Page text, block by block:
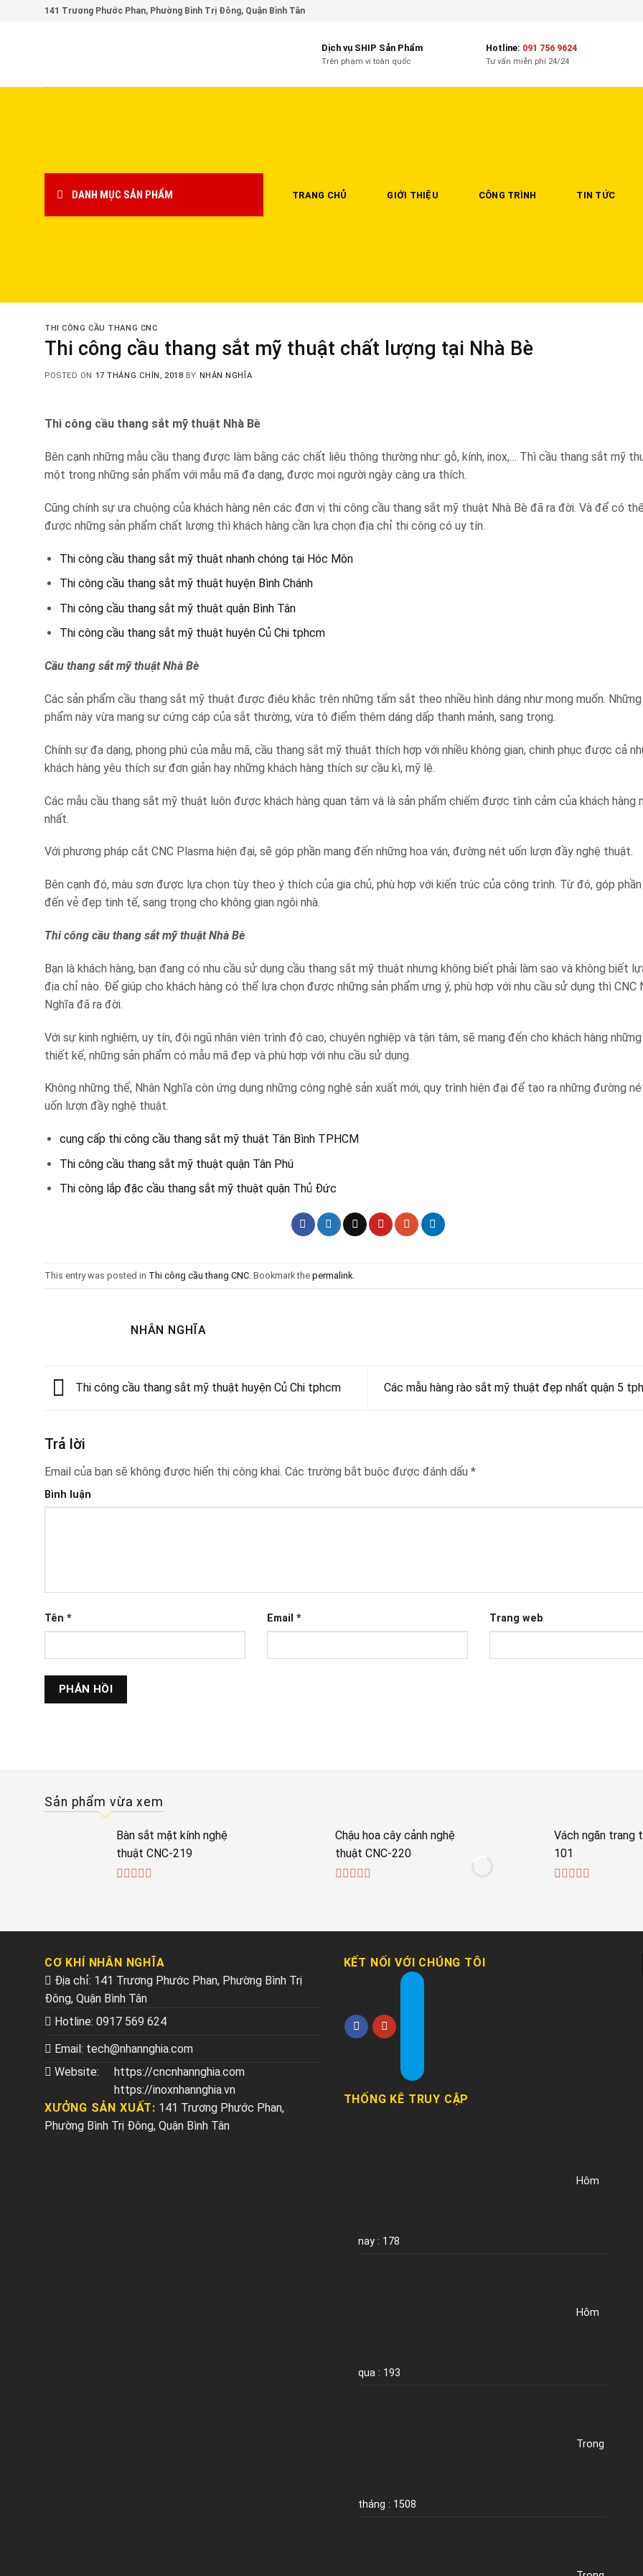
141 Trương Phước Phan, Phường Bình Trị Đông, Quận Bình Tân
Dịch vụ SHIP Sản Phẩm
Trên phạm vi toàn quốc
Hotline: 091 756 9624
Tư vấn miễn phí 24/24
DANH MỤC SẢN PHẨM TRANG CHỦ GIỚI THIỆU CÔNG TRÌNH TIN TỨC
THI CÔNG CẦU THANG CNC
Thi công cầu thang sắt mỹ thuật chất lượng tại Nhà Bè
POSTED ON 17 THÁNG CHÍN, 2018 BY NHÂN NGHĨA
Thi công cầu thang sắt mỹ thuật Nhà Bè
Bên cạnh những mẫu cầu thang được làm bằng các chất liệu thông thường như: gỗ, kính, inox,… Thì cầu thang sắt mỹ
một trong những sản phẩm với mẫu mã đa dạng, được mọi người ngày càng ưa thích.
Cũng chính sự ưa chuộng của khách hàng nên các đơn vị thi công cầu thang sắt mỹ thuật Nhà Bè đã ra đời. Và để có
được những sản phẩm chất lượng thì khách hàng cần lựa chọn địa chỉ thi công có uy tín.
Thi công cầu thang sắt mỹ thuật nhanh chóng tại Hóc Môn
Thi công cầu thang sắt mỹ thuật huyện Bình Chánh
Thi công cầu thang sắt mỹ thuật quận Bình Tân
Thi công cầu thang sắt mỹ thuật huyện Củ Chi tphcm
Cầu thang sắt mỹ thuật Nhà Bè
Các sản phẩm cầu thang sắt mỹ thuật được điêu khắc trên những tấm sắt theo nhiều hình dáng như mong muốn. Những
phẩm này vừa mang sự cứng cáp của sắt thường, vừa tô điểm thêm dáng dấp thanh mảnh, sang trọng.
Chính sự đa dạng, phong phú của mẫu mã, cầu thang sắt mỹ thuật thích hợp với nhiều không gian, chinh phục được cả
khách hàng yêu thích sự đơn giản hay những khách hàng thích sự cầu kì, mỹ lệ.
Các mẫu cầu thang sắt mỹ thuật luôn được khách hàng quan tâm và là sản phẩm chiếm được tình cảm của khách hàng
nhất.
Với phương pháp cắt CNC Plasma hiện đại, sẽ góp phần mang đến những hoa ván, đường nét uốn lượn đầy nghệ thuật.
Bên cạnh đó, màu sơn được lựa chọn tùy theo ý thích của gia chủ, phù hợp với kiến trúc của công trình. Từ đó, góp
đến vẻ đẹp tinh tế, sang trọng cho không gian ngôi nhà.
Thi công cầu thang sắt mỹ thuật Nhà Bè
Bạn là khách hàng, bạn đang có nhu cầu sử dụng cầu thang sắt mỹ thuật nhưng không biết phải làm sao và không biết
địa chỉ nào. Để giúp cho khách hàng có thể lựa chọn được những sản phẩm ưng ý, phù hợp với nhu cầu sử dụng thì CNC
Nghĩa đã ra đời.
Với sự kinh nghiệm, uy tín, đội ngũ nhân viên trình độ cao, chuyên nghiệp và tận tâm, sẽ mang đến cho khách hàng
thiết kế, những sản phẩm có mẫu mã đẹp và phù hợp với nhu cầu sử dụng.
Không những thế, Nhân Nghĩa còn ứng dụng những công nghệ sản xuất mới, quy trình hiện đại để tạo ra những đường
uốn lượn đầy nghệ thuật.
cung cấp thi công cầu thang sắt mỹ thuật Tân Bình TPHCM
Thi công cầu thang sắt mỹ thuật quận Tân Phú
Thi công lắp đặc cầu thang sắt mỹ thuật quận Thủ Đức
This entry was posted in Thi công cầu thang CNC . Bookmark the permalink
NHÂN NGHĨA
Thi công cầu thang sắt mỹ thuật huyện Củ Chi tphcm Các mẫu hàng rào sắt mỹ thuật đẹp nhất quận 5
Trả lời
Email của bạn sẽ không được hiển thị công khai. Các trường bắt buộc được đánh dấu *
Bình luận
Tên * Email * Trang web
Sản phẩm vừa xem
Bàn sắt mặt kính nghệ
thuật CNC-219
Chậu hoa cây cảnh nghệ
thuật CNC-220
Vách ngăn trang
101
CƠ KHÍ NHÂN NGHĨA
Địa chỉ: 141 Trương Phước Phan, Phường Bình Trị
Đông, Quận Bình Tân
Hotline: 0917 569 624
Email: tech@nhannghia.com
Website:
https://cncnhannghia.com
https://inoxnhannghia.vn
XƯỞNG SẢN XUẤT: 141 Trương Phước Phan,
Phường Bình Trị Đông, Quận Bình Tân
KẾT NỐI VỚI CHÚNG TÔI
THỐNG KÊ TRUY CẬP
Hôm
nay : 178
Hôm
qua : 193
Trong
tháng : 1508